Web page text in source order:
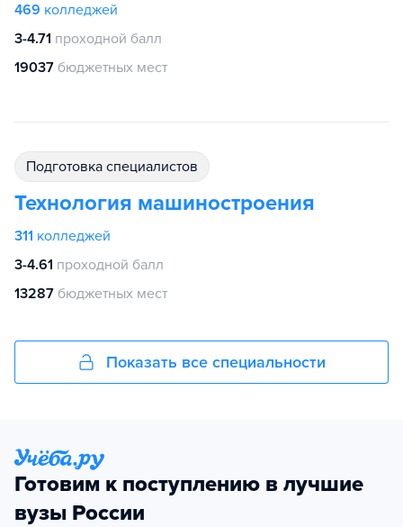
469 колледжей
3-4.71 проходной балл
19037 бюджетных мест
подготовка специалистов
Технология машиностроения
311 колледжей
3-4.61 проходной балл
13287 бюджетных мест
Показать все специальности
Готовим к поступлению в лучшие
вузы России